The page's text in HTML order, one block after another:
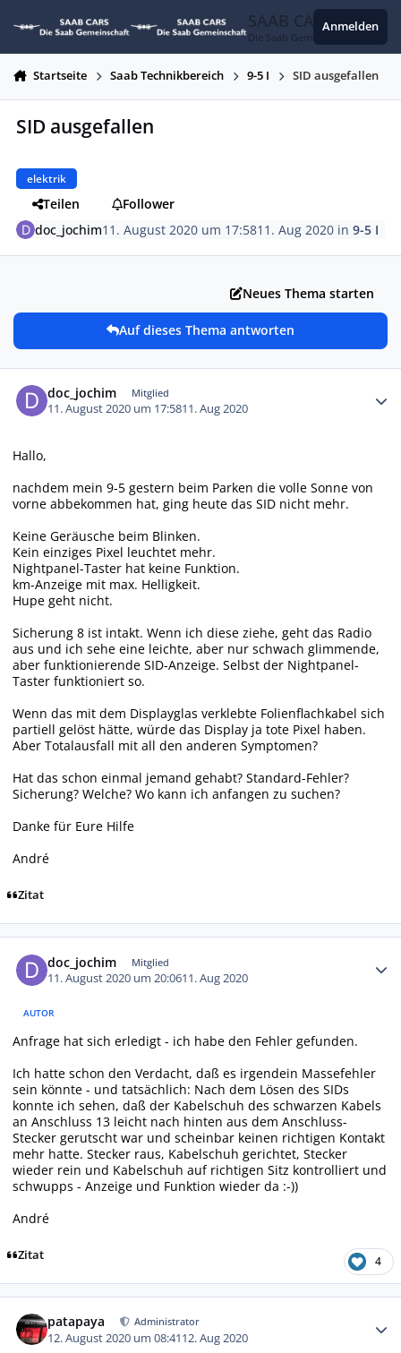
SAAB CARS
Die Saab Gemeinschaft
Anmelden
Startseite Saab Technikbereich 9-5 I SID ausgefallen
SID ausgefallen
elektrik
Teilen
Follower
doc_jochim11. August 2020 um 17:5811. Aug 2020 in9-5 I
Neues Thema starten
Auf dieses Thema antworten
doc_jochim Mitglied
11. August 2020 um 17:5811. Aug 2020
Hallo,
nachdem mein 9-5 gestern beim Parken die volle Sonne von
vorne abbekommen hat, ging heute das SID nicht mehr.
Keine Geräusche beim Blinken.
Kein einziges Pixel leuchtet mehr.
Nightpanel-Taster hat keine Funktion.
km-Anzeige mit max. Helligkeit.
Hupe geht nicht.
Sicherung 8 ist intakt. Wenn ich diese ziehe, geht das Radio
aus und ich sehe eine leichte, aber nur schwach glimmende,
aber funktionierende SID-Anzeige. Selbst der Nightpanel-
Taster funktioniert so.
Wenn das mit dem Displayglas verklebte Folienflachkabel sich
partiell gelöst hätte, würde das Display ja tote Pixel haben.
Aber Totalausfall mit all den anderen Symptomen?
Hat das schon einmal jemand gehabt? Standard-Fehler?
Sicherung? Welche? Wo kann ich anfangen zu suchen?
Danke für Eure Hilfe
André
Zitat
doc_jochim Mitglied
11. August 2020 um 20:0611. Aug 2020
AUTOR
Anfrage hat sich erledigt - ich habe den Fehler gefunden.
Ich hatte schon den Verdacht, daß es irgendein Massefehler
sein könnte - und tatsächlich: Nach dem Lösen des SIDs
konnte ich sehen, daß der Kabelschuh des schwarzen Kabels
an Anschluss 13 leicht nach hinten aus dem Anschluss-
Stecker gerutscht war und scheinbar keinen richtigen Kontakt
mehr hatte. Stecker raus, Kabelschuh gerichtet, Stecker
wieder rein und Kabelschuh auf richtigen Sitz kontrolliert und
schwupps - Anzeige und Funktion wieder da :-))
André
Zitat 4
patapaya Administrator
12. August 2020 um 08:4112. Aug 2020